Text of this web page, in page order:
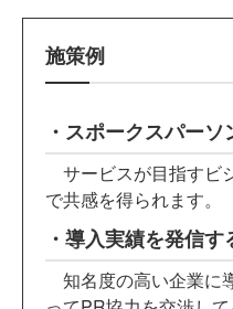
施策例
・スポークスパー
サービスが目指すビ
で共感を得られます。
・導入実績を発信す
知名度の高い企業に